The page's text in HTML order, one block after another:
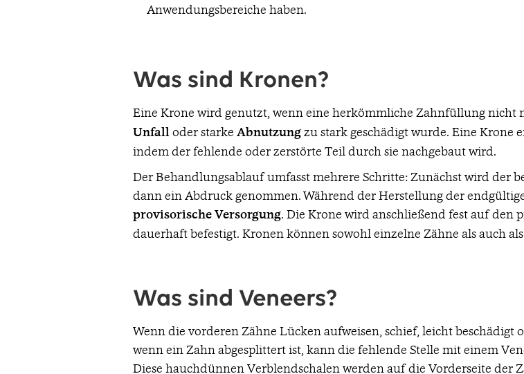
Anwendungsbereiche haben.
Was sind Kronen?
Eine Krone wird genutzt, wenn eine herkömmliche Zahnfüllung nicht
Unfalloder starke Abnutzungzu stark geschädigt wurde. Eine Krone
indem der fehlende oder zerstörte Teil durch sie nachgebaut wird.
Der Behandlungsablauf umfasst mehrere Schritte: Zunächst wird der
dann ein Abdruck genommen. Während der Herstellung der
provisorischeVersorgung. Die Krone wird anschließend fest auf den
dauerhaft befestigt. Kronen können sowohl einzelne Zähne als auch
Was sind Veneers?
Wenn die vorderen Zähne Lücken aufweisen, schief, leicht
wenn ein Zahn abgesplittert ist, kann die fehlende Stelle mit einem
Diese hauchdünnen Verblendschalen werden auf die Vorderseite der